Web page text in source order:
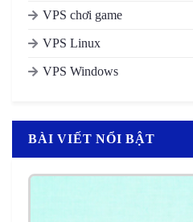
VPS chơi game
VPS Linux
VPS Windows
BÀI VIẾT NỔI BẬT